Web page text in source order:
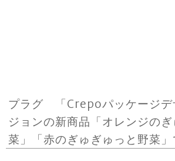
プラグ 「Crepoパッケージデ
ジョンの新商品「オレンジの
菜」「赤のぎゅぎゅっと野菜